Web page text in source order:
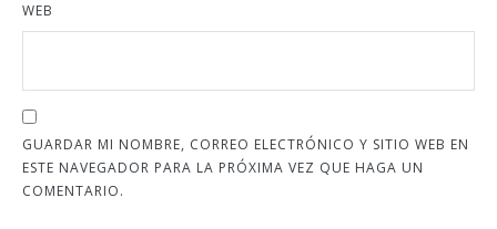
WEB
GUARDAR MI NOMBRE, CORREO ELECTRÓNICO Y SITIO WEB EN
ESTE NAVEGADOR PARA LA PRÓXIMA VEZ QUE HAGA UN
COMENTARIO.